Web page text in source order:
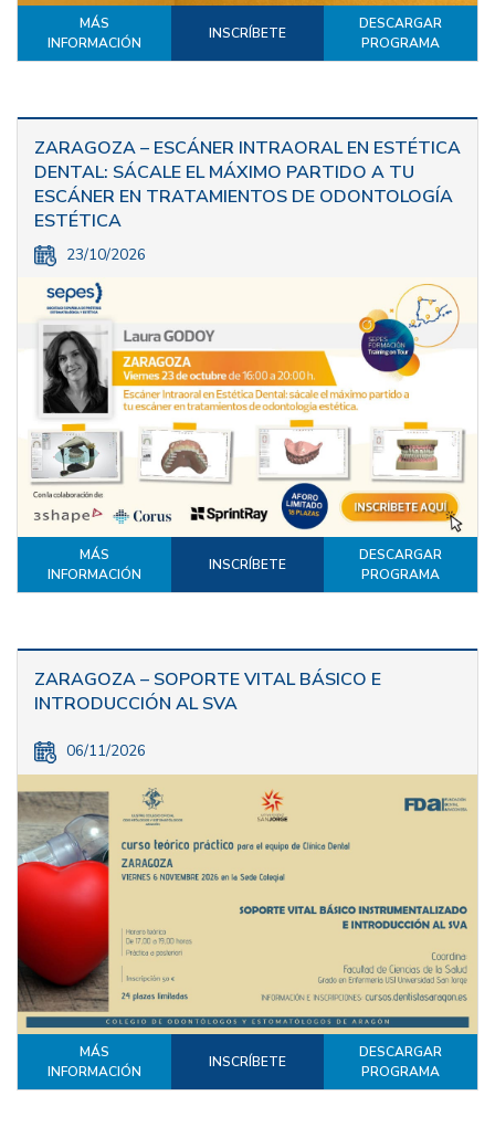
MÁS
INFORMACIÓN
INSCRÍBETE
DESCARGAR
PROGRAMA
ZARAGOZA – ESCÁNER INTRAORAL EN ESTÉTICA
DENTAL: SÁCALE EL MÁXIMO PARTIDO A TU
ESCÁNER EN TRATAMIENTOS DE ODONTOLOGÍA
ESTÉTICA
23/10/2026
MÁS
INFORMACIÓN
INSCRÍBETE
DESCARGAR
PROGRAMA
ZARAGOZA – SOPORTE VITAL BÁSICO E
INTRODUCCIÓN AL SVA
06/11/2026
MÁS
INFORMACIÓN
INSCRÍBETE
DESCARGAR
PROGRAMA